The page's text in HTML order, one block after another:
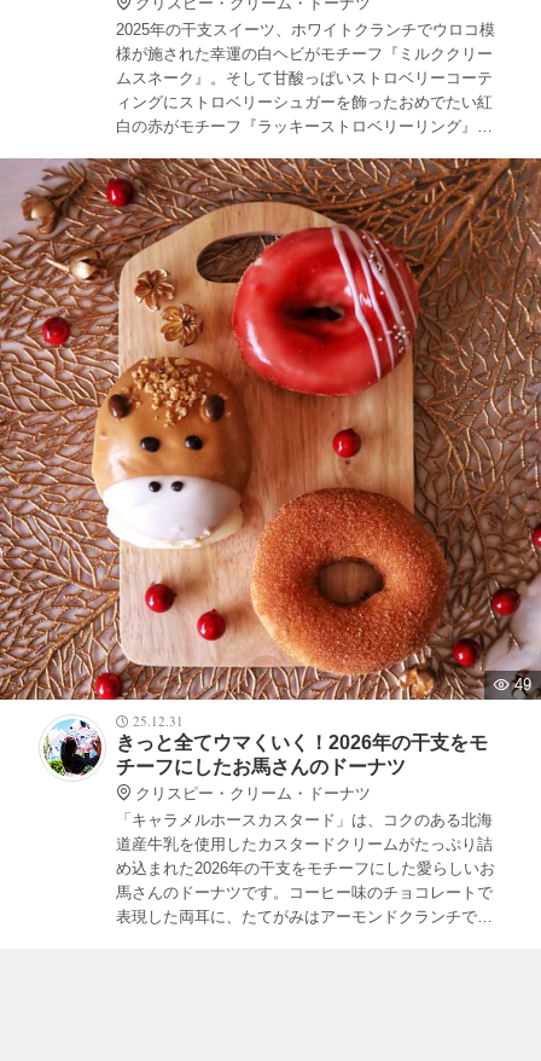
2025年の干支スイーツ、ホワイトクランチでウロコ模
様が施された幸運の白ヘビがモチーフ『ミルククリー
ムスネーク』。そして甘酸っぱいストロベリーコーテ
ィングにストロベリーシュガーを飾ったおめでたい紅
白の赤がモチーフ『ラッキーストロベリーリング』。
始の手土産におすすめです。
49
25.12.31
きっと全てウマくいく！2026年の干支をモ
チーフにしたお馬さんのドーナツ
クリスピー・クリーム・ドーナツ
「キャラメルホースカスタード」は、コクのある北海
道産牛乳を使用したカスタードクリームがたっぷり詰
め込まれた2026年の干支をモチーフにした愛らしいお
馬さんのドーナツです。コーヒー味のチョコレートで
表現した両耳に、たてがみはアーモンドクランチで食